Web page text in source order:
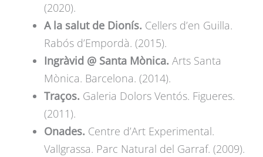
(2020).
A la salut de Dionís. Cellers d’en Guilla.
Rabós d’Empordà. (2015).
Ingràvid @ Santa Mònica. Arts Santa
Mònica. Barcelona. (2014).
Traços. Galeria Dolors Ventós. Figueres.
(2011).
Onades. Centre d’Art Experimental.
Vallgrassa. Parc Natural del Garraf. (2009).